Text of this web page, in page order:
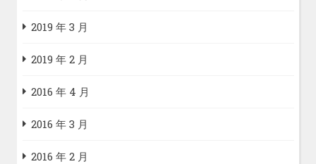
2019 年 3 月
2019 年 2 月
2016 年 4 月
2016 年 3 月
2016 年 2 月